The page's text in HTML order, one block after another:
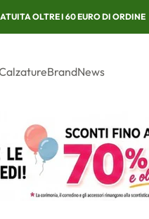
OLTRE I 60 EURO DI ORDINE
BrandNews